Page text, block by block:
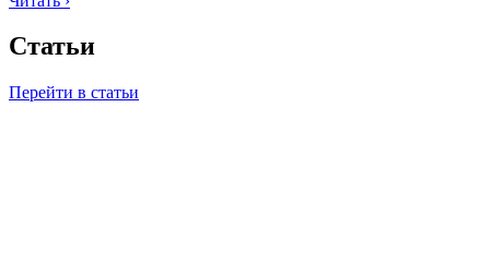
Статьи
Перейти в статьи